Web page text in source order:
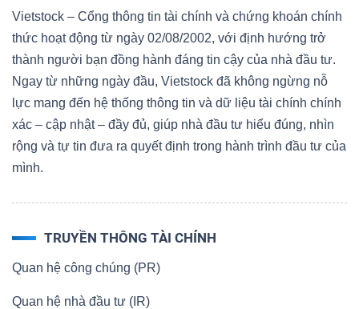
Vietstock – Cổng thông tin tài chính và chứng khoán chính
thức hoạt động từ ngày 02/08/2002, với định hướng trở
thành người bạn đồng hành đáng tin cậy của nhà đầu tư.
Ngay từ những ngày đầu, Vietstock đã không ngừng nỗ
lực mang đến hệ thống thông tin và dữ liệu tài chính chính
xác – cập nhật – đầy đủ, giúp nhà đầu tư hiểu đúng, nhìn
rộng và tự tin đưa ra quyết định trong hành trình đầu tư của
mình.
TRUYỀN THÔNG TÀI CHÍNH
Quan hệ công chúng (PR)
Quan hệ nhà đầu tư (IR)